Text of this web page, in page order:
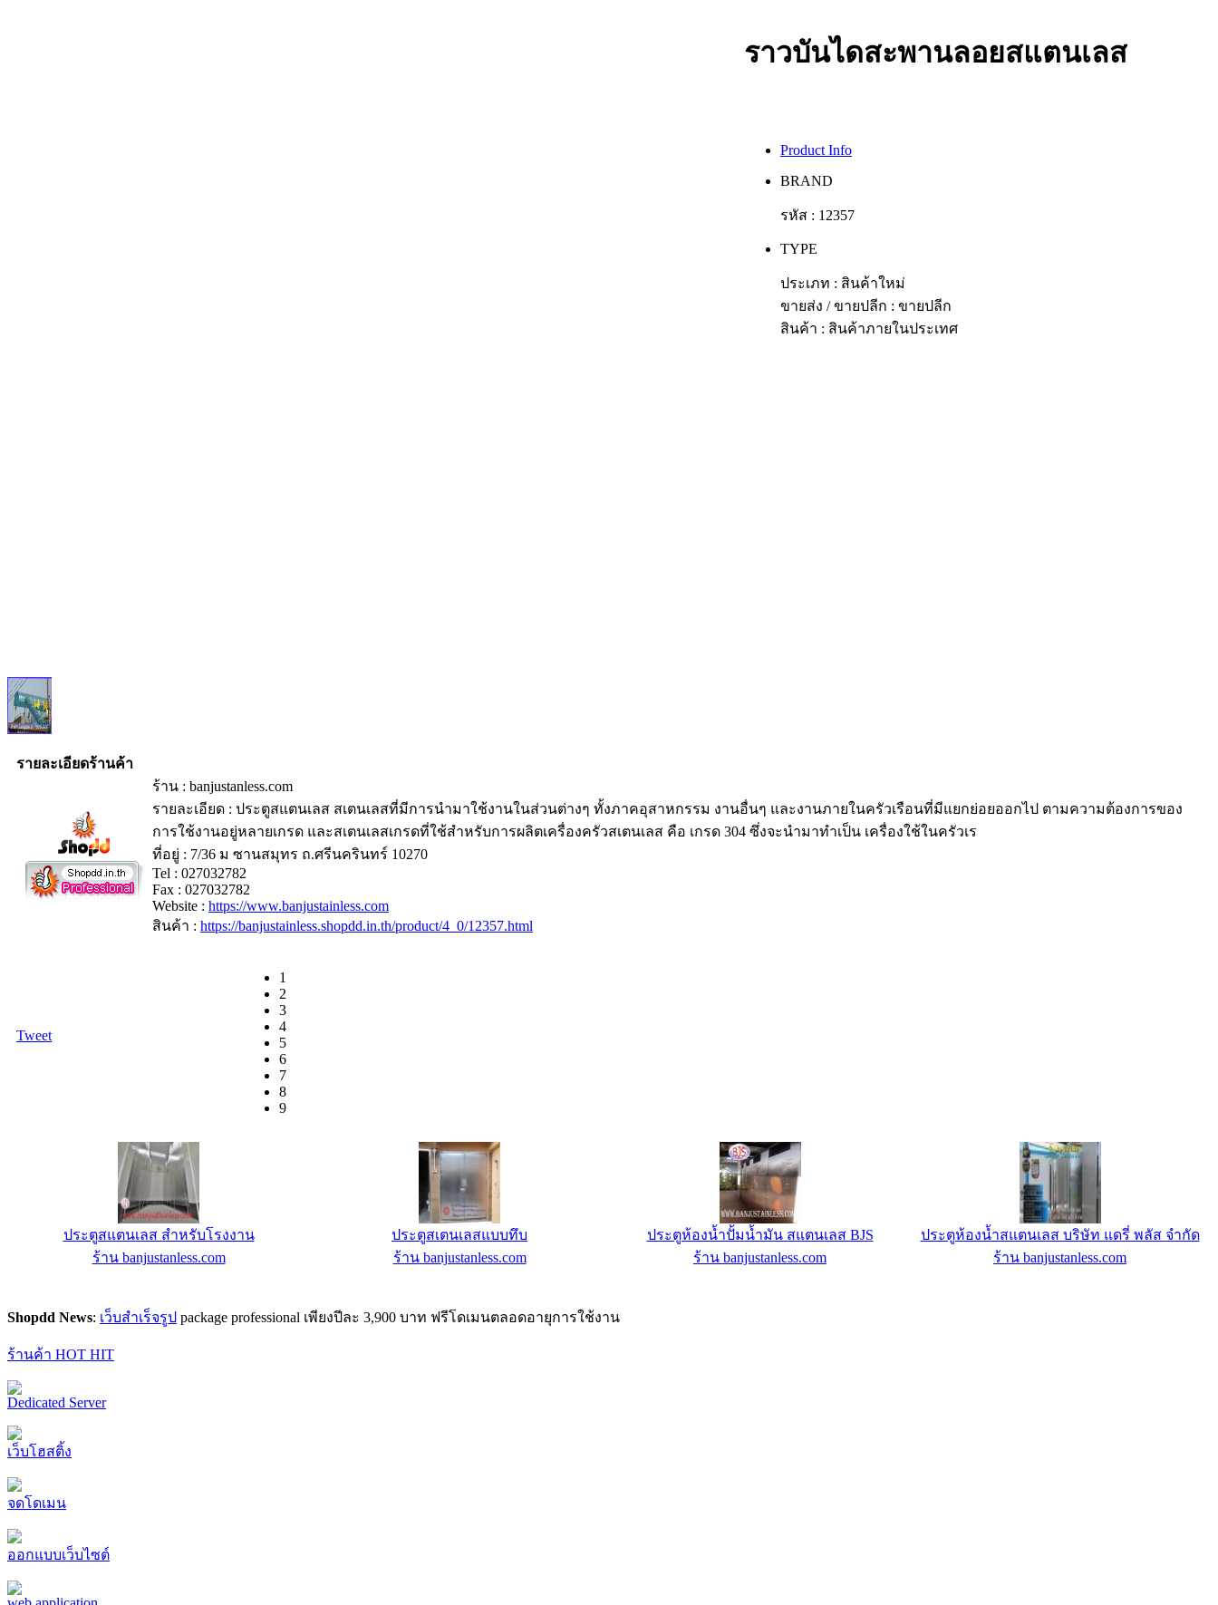
ราวบันไดสะพานลอยสแตนเลส
Product Info
BRAND
รหัส : 12357
TYPE
ประเภท : สินค้าใหม่
ขายส่ง / ขายปลีก : ขายปลีก
สินค้า : สินค้าภายในประเทศ
รายละเอียดร้านค้า
ร้าน : banjustanless.com
รายละเอียด : ประตูสแตนเลส สเตนเลสที่มีการนำมาใช้งานในส่วนต่างๆ ทั้งภาคอุสาหกรรม งานอื่นๆ และงานภายในครัวเรือนที่มีแยกย่อยออกไป ตามความต้องการของ
การใช้งานอยู่หลายเกรด และสเตนเลสเกรดที่ใช้สำหรับการผลิตเครื่องครัวสเตนเลส คือ เกรด 304 ซึ่งจะนำมาทำเป็น เครื่องใช้ในครัวเร
ที่อยู่ : 7/36 ม ซานสมุทร ถ.ศรีนครินทร์ 10270
Tel : 027032782
Fax : 027032782
Website : https://www.banjustainless.com
สินค้า : https://banjustainless.shopdd.in.th/product/4_0/12357.html
Tweet
1
2
3
4
5
6
7
8
9
ลู่วิ่งไฟฟ้า รุ่น GT-6
ร้าน คอนโดฟิตเนสช็อป : ร้านขายเครื่องออก
เครื่องครัวสเตนเลส BJS1
ร้าน banjustanless.com
JSP Web Hosting J2 - 3000 ฿/ปี
ร้าน IC-MyHost Thailand Web Hosting
โถสุขภัณฑ์สแตนเลสสีทองคำ
ร้าน banjustanless.com
Shopdd News: เว็บสำเร็จรูป package professional เพียงปีละ 3,900 บาท ฟรีโดเมนตลอดอายุการใช้งาน
ร้านค้า HOT HIT
Dedicated Server
เว็บโฮสติ้ง
จดโดเมน
ออกแบบเว็บไซต์